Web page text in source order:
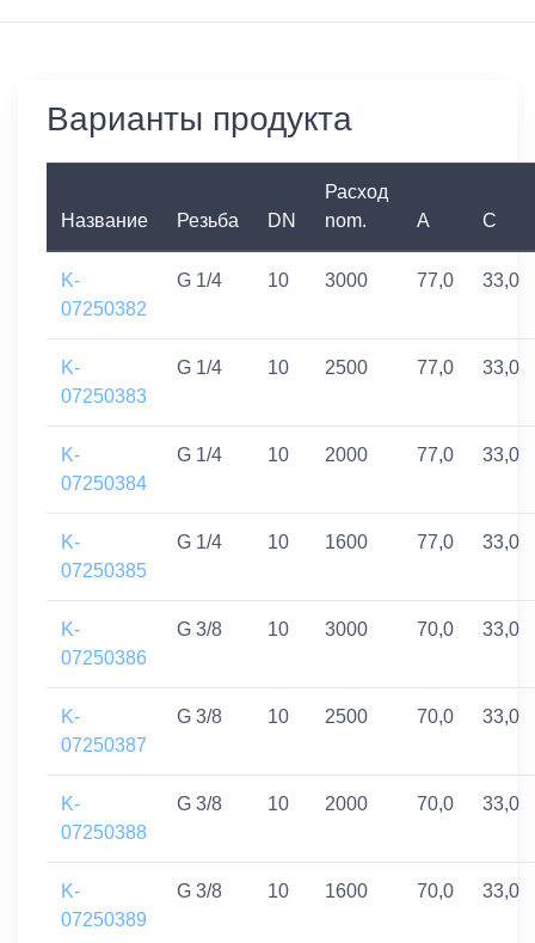
Варианты продукта
Название Резьба DN
Расход
nom.
A C
K-
07250382
G 1/4 10 3000 77,0 33,0
K-
07250383
G 1/4 10 2500 77,0 33,0
K-
07250384
G 1/4 10 2000 77,0 33,0
K-
07250385
G 1/4 10 1600 77,0 33,0
K-
07250386
G 3/8 10 3000 70,0 33,0
K-
07250387
G 3/8 10 2500 70,0 33,0
K-
07250388
G 3/8 10 2000 70,0 33,0
K-
07250389
G 3/8 10 1600 70,0 33,0